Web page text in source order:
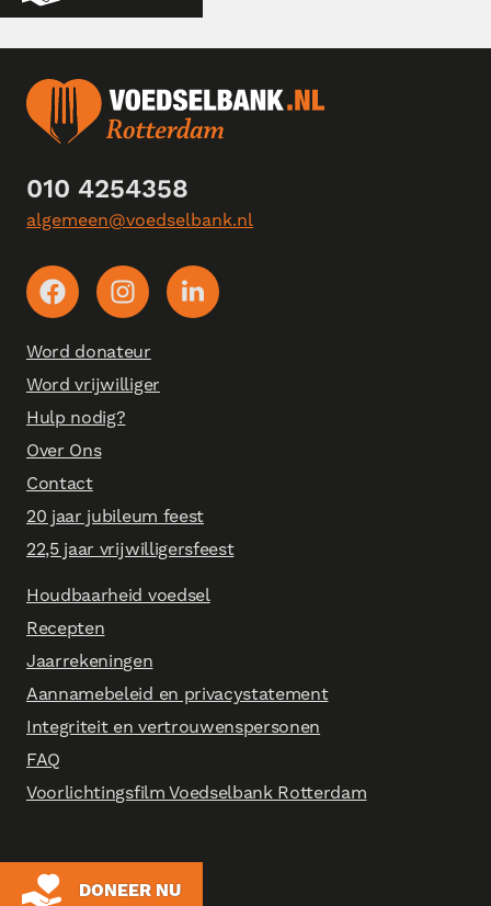
010 4254358
algemeen@voedselbank.nl
Word donateur
Word vrijwilliger
Hulp nodig?
Over Ons
Contact
20 jaar jubileum feest
22,5 jaar vrijwilligersfeest
Houdbaarheid voedsel
Recepten
Jaarrekeningen
Aannamebeleid en privacystatement
Integriteit en vertrouwenspersonen
FAQ
Voorlichtingsfilm Voedselbank Rotterdam
DONEER NU